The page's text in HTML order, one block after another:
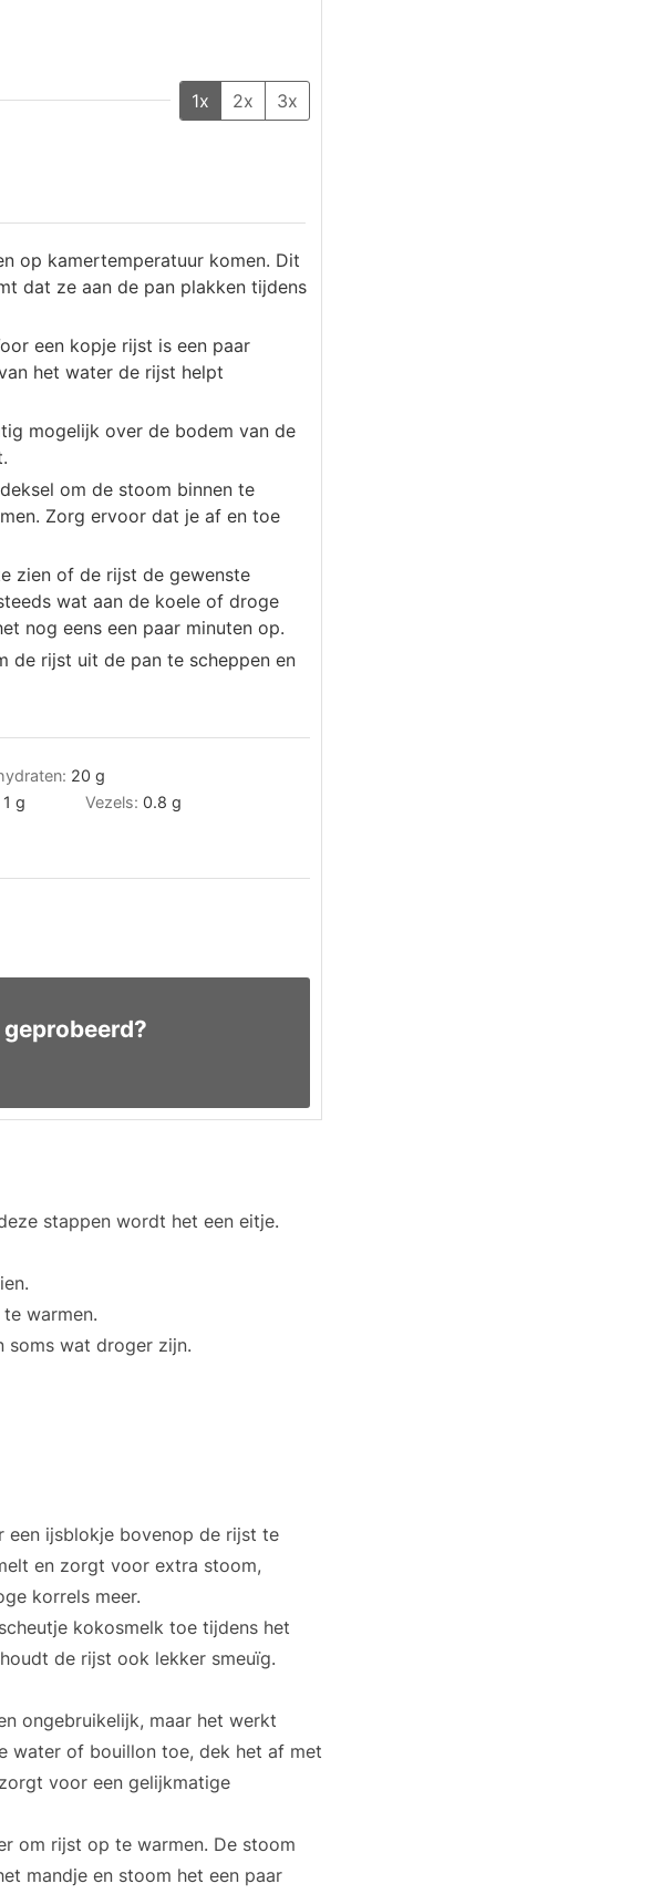
1x 2x
3x
op kamertemperatuur komen. Dit
dat ze aan de pan plakken tijdens
een kopje rijst is een paar
het water de rijst helpt
mogelijk over de bodem van de
om de stoom binnen te
Zorg ervoor dat je af en toe
zien of de rijst de gewenste
wat aan de koele of droge
nog eens een paar minuten op.
de rijst uit de pan te scheppen en
20 g
1 g Vezels: 0.8 g
stappen wordt het een eitje.
warmen.
soms wat droger zijn.
een ijsblokje bovenop de rijst te
en zorgt voor extra stoom,
korrels meer.
kokosmelk toe tijdens het
de rijst ook lekker smeuïg.
ongebruikelijk, maar het werkt
water of bouillon toe, dek het af met
voor een gelijkmatige
om rijst op te warmen. De stoom
mandje en stoom het een paar